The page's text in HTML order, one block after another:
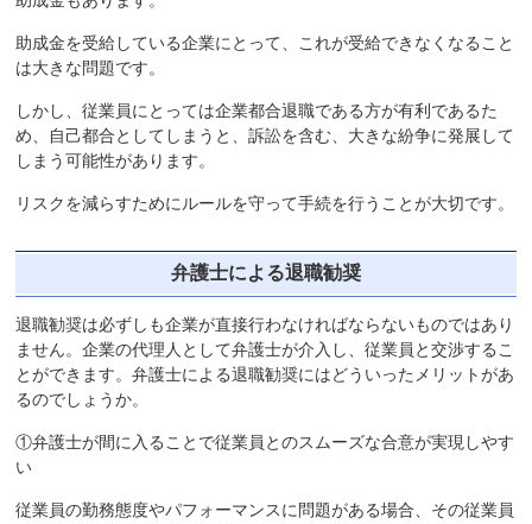
助成金を受給している企業にとって、これが受給できなくなること
は大きな問題です。
しかし、従業員にとっては企業都合退職である方が有利であるた
め、自己都合としてしまうと、訴訟を含む、大きな紛争に発展して
しまう可能性があります。
リスクを減らすためにルールを守って手続を行うことが大切です。
弁護士による退職勧奨
退職勧奨は必ずしも企業が直接行わなければならないものではあり
ません。企業の代理人として弁護士が介入し、従業員と交渉するこ
とができます。弁護士による退職勧奨にはどういったメリットがあ
るのでしょうか。
①弁護士が間に入ることで従業員とのスムーズな合意が実現しやす
い
従業員の勤務態度やパフォーマンスに問題がある場合、その従業員